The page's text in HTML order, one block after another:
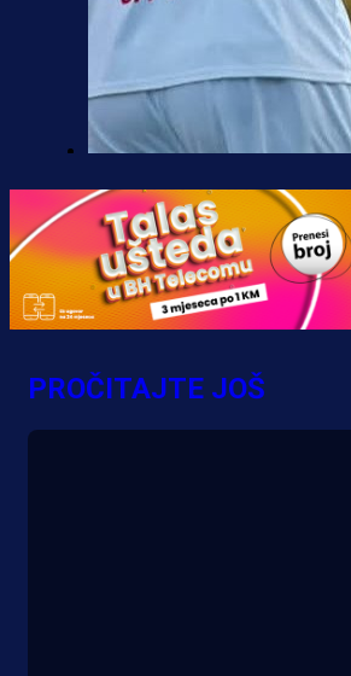
Borac do pobjede,
Banje Luke
zbog skandiranja
PROČITAJTE JOŠ